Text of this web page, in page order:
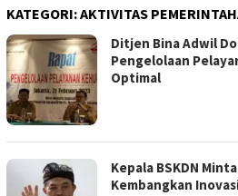
KATEGORI:AKTIVITAS
Ditjen Bina Adwil
Pengelolaan
Optimal
Kepala BSKDN
Kembangkan